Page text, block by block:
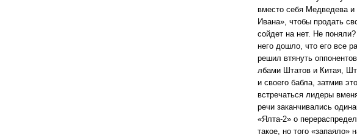
вместо себя Медведева
Ивана», чтобы продать
сойдет на нет. Не
него дошло, что его все
решил втянуть
лбами Штатов и Китая,
и своего бабла, затмив
встречаться лидеры
речи заканчивались
«Ялта-2» о
такое, но того «запаяло»